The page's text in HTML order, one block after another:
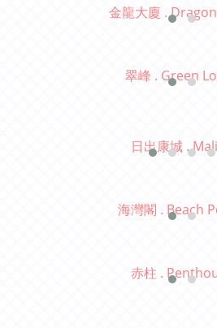
金龍大廈 .
翠峰 . Green
日出康城 .
海灣閣 . Beach
赤柱 .